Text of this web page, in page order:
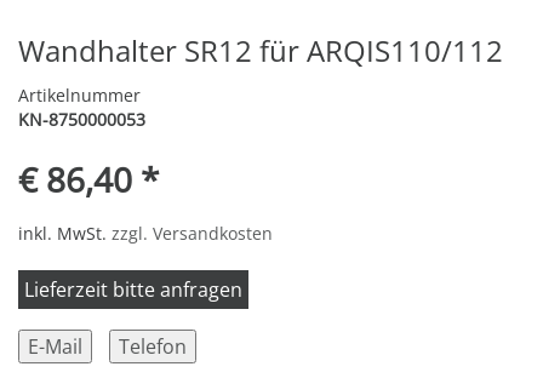
Wandhalter SR12 für ARQIS110/112
Artikelnummer
KN-8750000053
€ 86,40 *
inkl. MwSt. zzgl. Versandkosten
Lieferzeit bitte anfragen
E-Mail Telefon